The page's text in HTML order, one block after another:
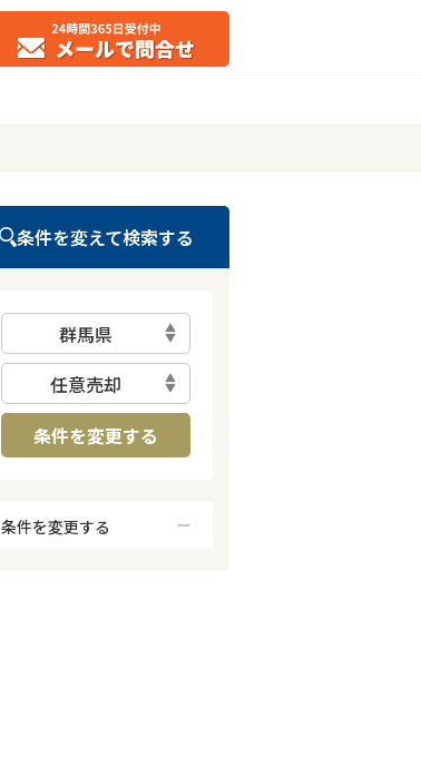
条件を変えて検索する
群馬県
任意売却
条件を変更する
条件を変更する